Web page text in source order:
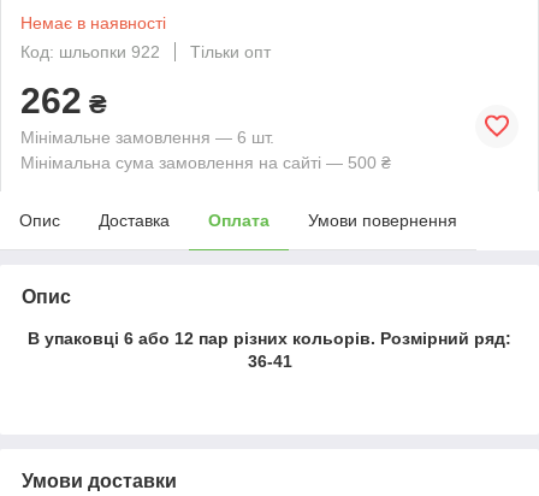
Немає в наявності
Код: шльопки 922
Тільки опт
262 ₴
Мінімальне замовлення — 6 шт.
Мінімальна сума замовлення на сайті — 500 ₴
Опис Доставка Оплата Умови повернення
Опис
В упаковці 6 або 12 пар різних кольорів. Розмірний ряд:
36-41
Умови доставки